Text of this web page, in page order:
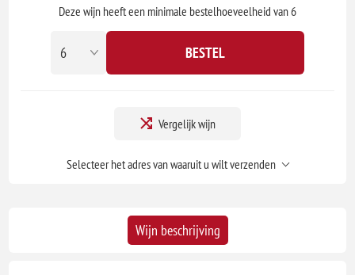
Deze wijn heeft een minimale bestelhoeveelheid van 6
BESTEL
Vergelijk wijn
Selecteer het adres van waaruit u wilt verzenden
Wijn beschrijving